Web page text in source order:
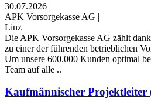
30.07.2026 |
APK Vorsorgekasse AG |
Linz
Die APK Vorsorgekasse AG zählt
zu einer der führenden betrieblichen
Um unsere 600.000 Kunden optimal
Team auf alle ..
Kaufmännischer Projektleiter